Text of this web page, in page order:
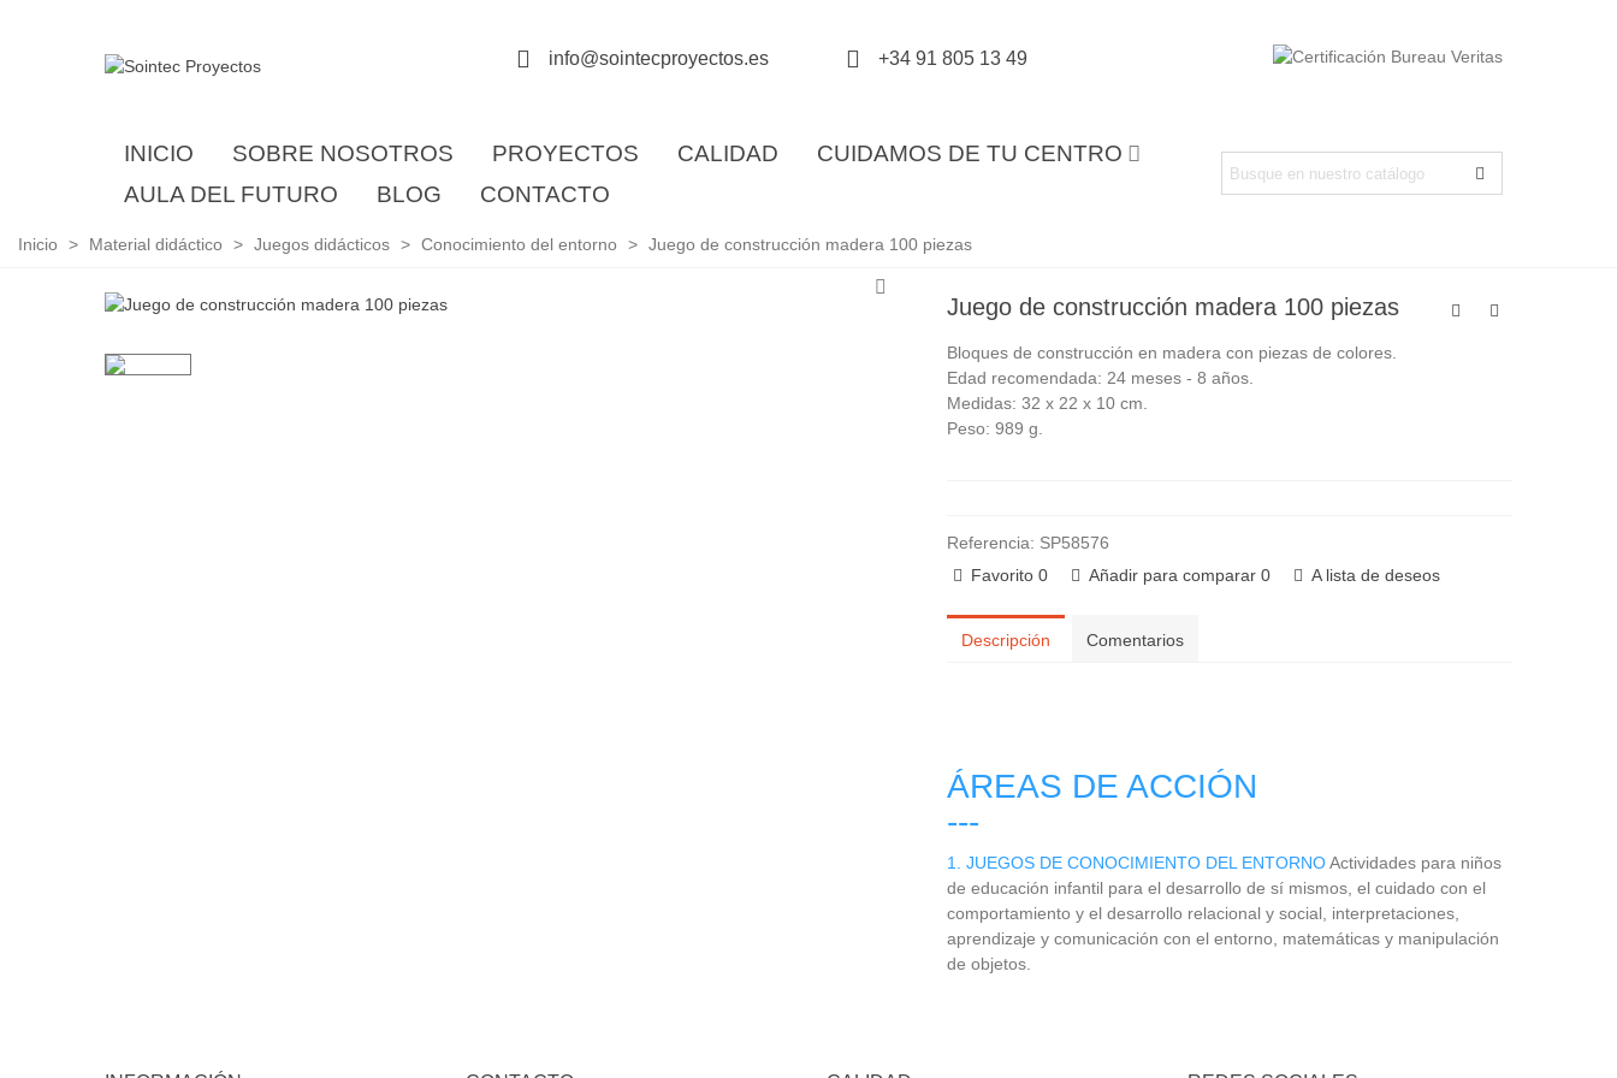
info@sointecproyectos.es +34 91 805 13 49
INICIO SOBRE NOSOTROS PROYECTOS CALIDAD
CUIDAMOS DE TU CENTRO
AULA DEL FUTURO
BLOG CONTACTO
Inicio > Material didáctico > Juegos didácticos > Conocimiento del entorno > Juego de construcción madera 100 piezas
Juego de construcción madera 100 piezas
Bloques de construcción en madera con piezas de colores.
Edad recomendada: 24 meses - 8 años.
Medidas: 32 x 22 x 10 cm.
Peso: 989 g.
Referencia: SP58576
Favorito 0 Añadir para comparar 0 A lista de deseos
Descripción Comentarios
ÁREAS DE ACCIÓN
---
1. JUEGOS DE CONOCIMIENTO DEL ENTORNOActividades para niños
de educación infantil para el desarrollo de sí mismos, el cuidado con el
comportamiento y el desarrollo relacional y social, interpretaciones,
aprendizaje y comunicación con el entorno, matemáticas y manipulación
de objetos.